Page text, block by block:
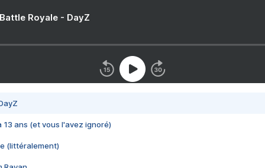
Royale - DayZ
13 ans (et vous l'avez ignoré)
(littéralement)